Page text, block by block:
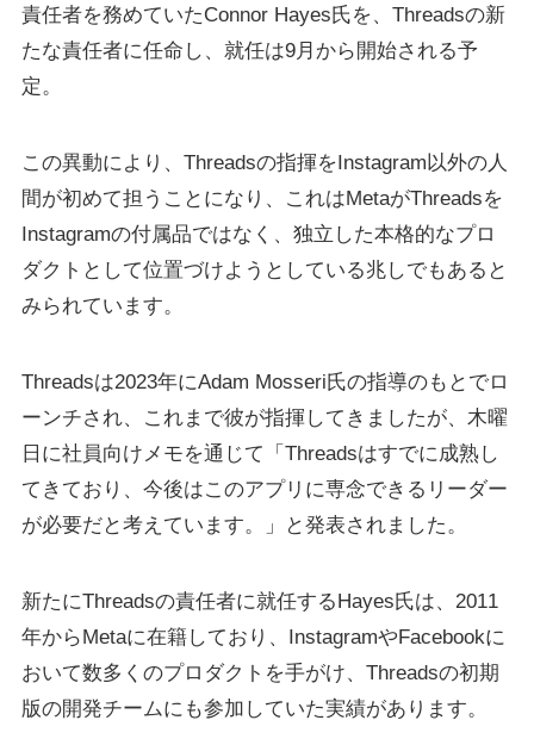
責任者を務めていたConnor Hayes氏を、Threadsの新
たな責任者に任命し、就任は9月から開始される予
定。
この異動により、Threadsの指揮をInstagram以外の人
間が初めて担うことになり、これはMetaがThreadsを
Instagramの付属品ではなく、独立した本格的なプロ
ダクトとして位置づけようとしている兆しでもあると
みられています。
Threadsは2023年にAdam Mosseri氏の指導のもとでロ
ーンチされ、これまで彼が指揮してきましたが、木曜
日に社員向けメモを通じて「Threadsはすでに成熟し
てきており、今後はこのアプリに専念できるリーダー
が必要だと考えています。」と発表されました。
新たにThreadsの責任者に就任するHayes氏は、2011
年からMetaに在籍しており、InstagramやFacebookに
おいて数多くのプロダクトを手がけ、Threadsの初期
版の開発チームにも参加していた実績があります。